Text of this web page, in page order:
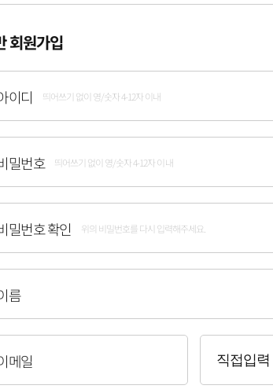
회원가입
이디 띄어쓰기 없이 영/숫자 4-12자 이내
밀번호 띄어쓰기 없이 영/숫자 4-12자 이내
밀번호 확인 위의 비밀번호를 다시 입력해주세요.
름
메일 직접입력